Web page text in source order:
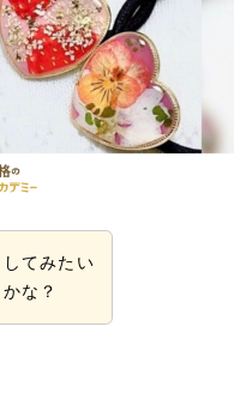
てみたい
な？